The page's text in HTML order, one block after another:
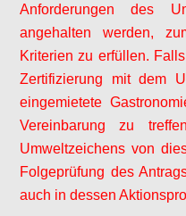
Anforderungen des
angehalten werden,
Kriterien zu erfüllen.
Zertifizierung mit dem
eingemietete
Vereinbarung zu
Umweltzeichens von
Folgeprüfung des
auch in dessen